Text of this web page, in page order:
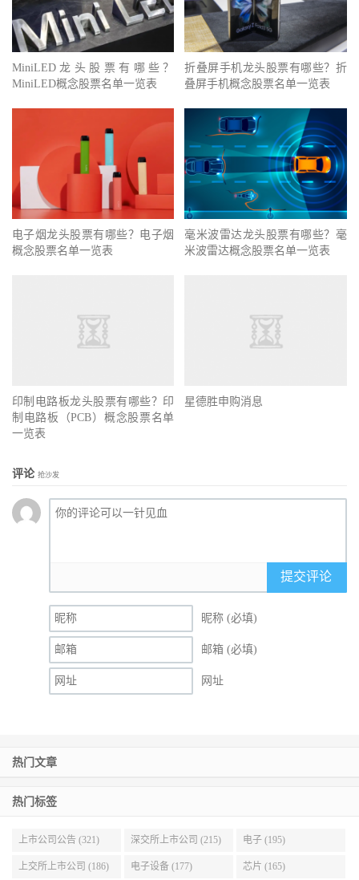
MiniLED龙头股票有哪些？
MiniLED概念股票名单一览表
折叠屏手机龙头股票有哪些？折
叠屏手机概念股票名单一览表
电子烟龙头股票有哪些？电子烟
概念股票名单一览表
毫米波雷达龙头股票有哪些？毫
米波雷达概念股票名单一览表
印制电路板龙头股票有哪些？印
制电路板（PCB）概念股票名单
一览表
星德胜申购消息
评论 抢沙发
提交评论
昵称 (必填)
邮箱 (必填)
网址
热门文章
热门标签
上市公司公告 (321) 深交所上市公司 (215) 电子 (195)
上交所上市公司 (186) 电子设备 (177) 芯片 (165)